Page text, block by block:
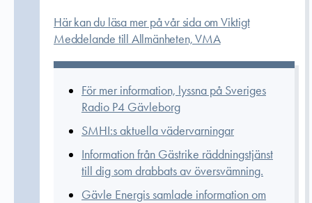
Här kan du läsa mer på vår sida om Viktigt
Meddelande till Allmänheten, VMA
För mer information, lyssna på Sveriges
Radio P4 Gävleborg
SMHI:s aktuella vädervarningar
Information från Gästrike räddningstjänst
till dig som drabbats av översvämning.
Gävle Energis samlade information om